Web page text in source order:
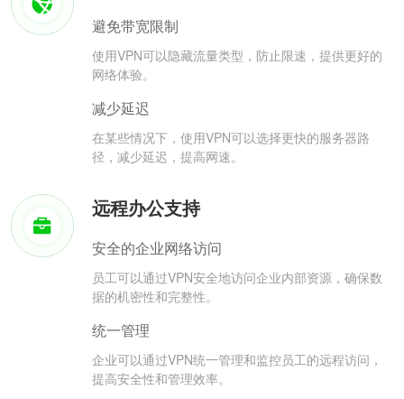
避免带宽限制
使用VPN可以隐藏流量类型，防止限速，提供更好的
网络体验。
减少延迟
在某些情况下，使用VPN可以选择更快的服务器路
径，减少延迟，提高网速。
远程办公支持
安全的企业网络访问
员工可以通过VPN安全地访问企业内部资源，确保数
据的机密性和完整性。
统一管理
企业可以通过VPN统一管理和监控员工的远程访问，
提高安全性和管理效率。